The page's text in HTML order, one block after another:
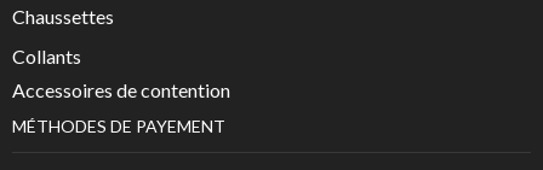
Chaussettes
Collants
Accessoires de contention
MÉTHODES DE PAYEMENT